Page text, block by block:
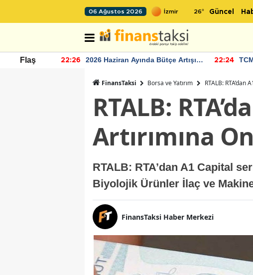
06 Ağustos 2026 26° Güncel
Flaş
Artışı 22:24
TCMB'nin rezervlerinde artan
12:03
FinansTaksi Borsa ve Yatırım RTALB: RTA’dan
RTALB:
Artırımına
RTALB: RTA’dan A1 Capital
Biyolojik Ürünler İlaç ve
FinansTaksi Haber Merkezi